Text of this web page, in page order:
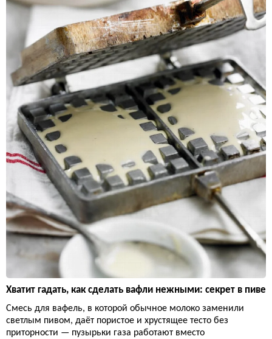
Хватит гадать, как сделать вафли нежными: секрет в пиве
Смесь для вафель, в которой обычное молоко заменили
светлым пивом, даёт пористое и хрустящее тесто без
приторности — пузырьки газа работают вместо